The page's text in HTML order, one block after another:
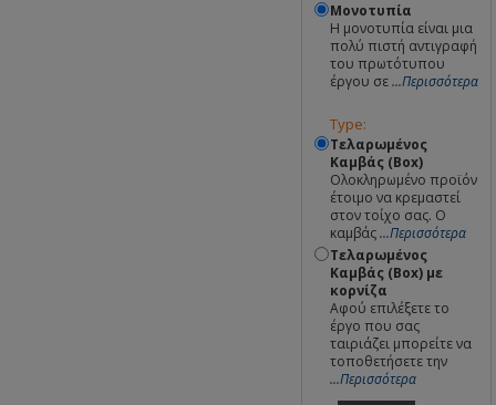
Μονοτυπία
Η μονοτυπία είναι μια
πολύ πιστή αντιγραφή
του πρωτότυπου
έργου σε...Περισσότερα
Type:
Τελαρωμένος
Καμβάς (Box)
Ολοκληρωμένο προϊόν
έτοιμο να κρεμαστεί
στον τοίχο σας. Ο
καμβάς...Περισσότερα
Τελαρωμένος
Καμβάς (Box) με
κορνίζα
Αφού επιλέξετε το
έργο που σας
ταιριάζει μπορείτε να
τοποθετήσετε την
...Περισσότερα